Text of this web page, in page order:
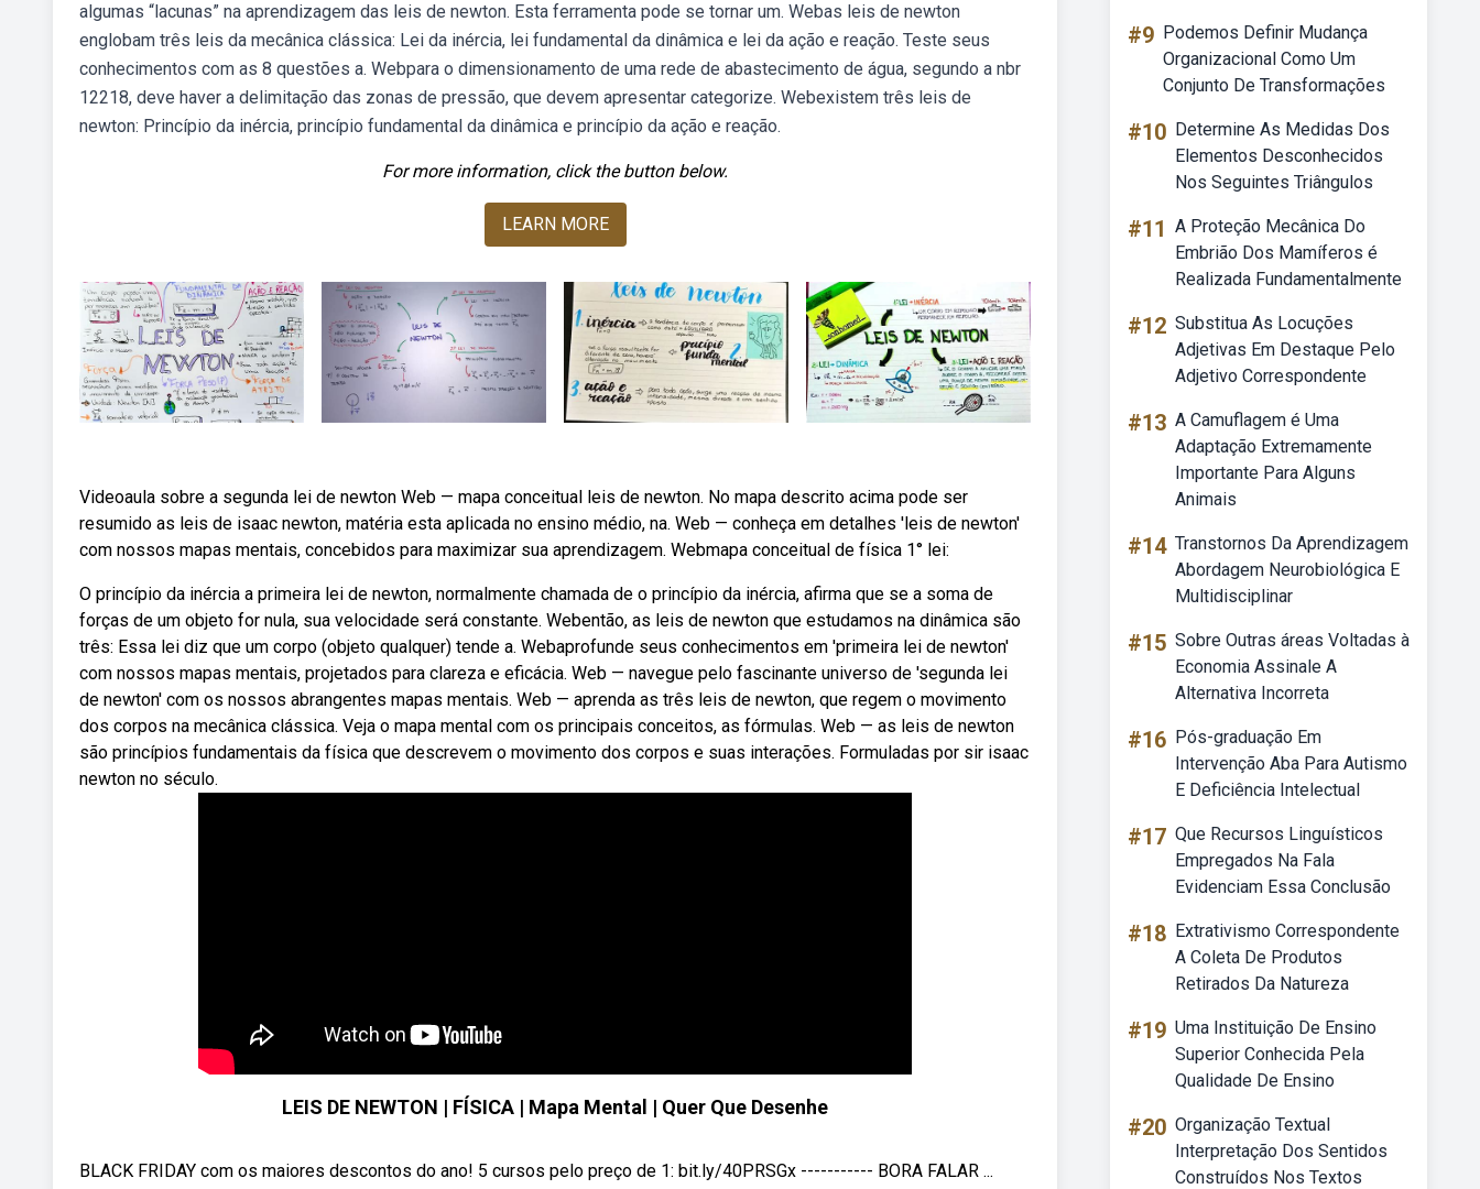
algumas “lacunas” na aprendizagem das leis de newton. Esta ferramenta pode se tornar um. Webas leis de newton
englobam três leis da mecânica clássica: Lei da inércia, lei fundamental da dinâmica e lei da ação e reação. Teste seus
conhecimentos com as 8 questões a. Webpara o dimensionamento de uma rede de abastecimento de água, segundo a nbr
12218, deve haver a delimitação das zonas de pressão, que devem apresentar categorize. Webexistem três leis de
newton: Princípio da inércia, princípio fundamental da dinâmica e princípio da ação e reação.
For more information, click the button below.
LEARN MORE
Videoaula sobre a segunda lei de newton Web — mapa conceitual leis de newton. No mapa descrito acima pode ser
resumido as leis de isaac newton, matéria esta aplicada no ensino médio, na. Web — conheça em detalhes 'leis de newton'
com nossos mapas mentais, concebidos para maximizar sua aprendizagem. Webmapa conceitual de física 1° lei:
O princípio da inércia a primeira lei de newton, normalmente chamada de o princípio da inércia, afirma que se a soma de
forças de um objeto for nula, sua velocidade será constante. Webentão, as leis de newton que estudamos na dinâmica são
três: Essa lei diz que um corpo (objeto qualquer) tende a. Webaprofunde seus conhecimentos em 'primeira lei de newton'
com nossos mapas mentais, projetados para clareza e eficácia. Web — navegue pelo fascinante universo de 'segunda lei
de newton' com os nossos abrangentes mapas mentais. Web — aprenda as três leis de newton, que regem o movimento
dos corpos na mecânica clássica. Veja o mapa mental com os principais conceitos, as fórmulas. Web — as leis de newton
são princípios fundamentais da física que descrevem o movimento dos corpos e suas interações. Formuladas por sir isaac
newton no século.
LEIS DE NEWTON | FÍSICA | Mapa Mental | Quer Que Desenhe
BLACK FRIDAY com os maiores descontos do ano! 5 cursos pelo preço de 1: bit.ly/40PRSGx ----------- BORA FALAR ...
#9 Podemos Definir Mudança
Organizacional Como Um
Conjunto De Transformações
#10 Determine As Medidas Dos
Elementos Desconhecidos
Nos Seguintes Triângulos
#11 A Proteção Mecânica Do
Embrião Dos Mamíferos é
Realizada Fundamentalmente
#12 Substitua As Locuções
Adjetivas Em Destaque Pelo
Adjetivo Correspondente
#13 A Camuflagem é Uma
Adaptação Extremamente
Importante Para Alguns
Animais
#14 Transtornos Da Aprendizagem
Abordagem Neurobiológica E
Multidisciplinar
#15 Sobre Outras áreas Voltadas à
Economia Assinale A
Alternativa Incorreta
#16 Pós-graduação Em
Intervenção Aba Para Autismo
E Deficiência Intelectual
#17 Que Recursos Linguísticos
Empregados Na Fala
Evidenciam Essa Conclusão
#18 Extrativismo Correspondente
A Coleta De Produtos
Retirados Da Natureza
#19 Uma Instituição De Ensino
Superior Conhecida Pela
Qualidade De Ensino
#20 Organização Textual
Interpretação Dos Sentidos
Construídos Nos Textos